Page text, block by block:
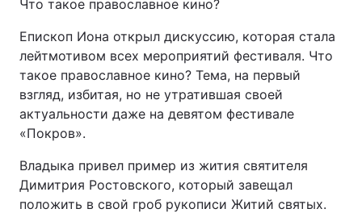
Что такое православное кино?
Епископ Иона открыл дискуссию, которая стала
лейтмотивом всех мероприятий фестиваля. Что
такое православное кино? Тема, на первый
взгляд, избитая, но не утратившая своей
актуальности даже на девятом фестивале
«Покров».
Владыка привел пример из жития святителя
Димитрия Ростовского, который завещал
положить в свой гроб рукописи Житий святых.